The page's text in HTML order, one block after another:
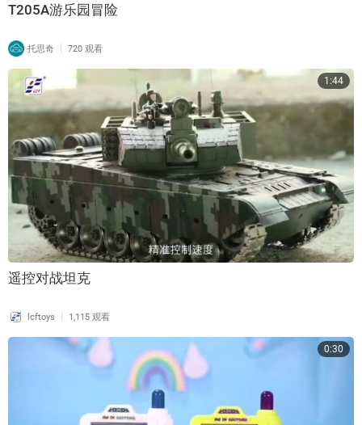
T205A游乐园冒险
托思奇 | 720 观看
1:44
遥控对战坦克
lcftoys | 1,115 观看
0:30